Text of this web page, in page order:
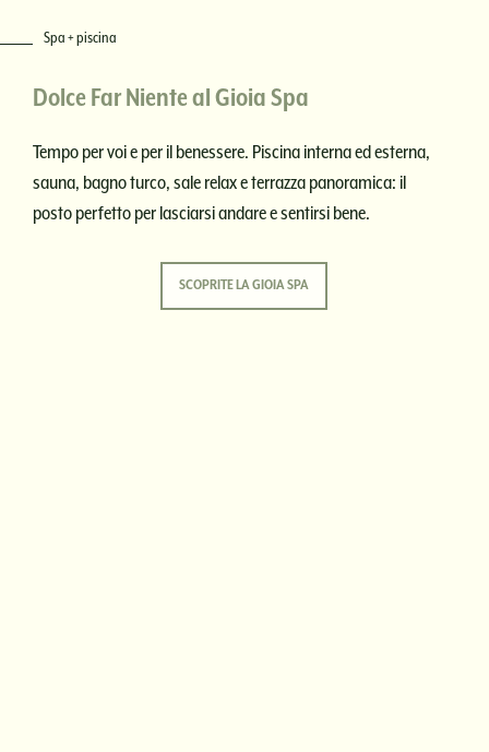
Spa + piscina
Dolce Far Niente al Gioia Spa
Tempo per voi e per il benessere. Piscina interna ed esterna,
sauna, bagno turco, sale relax e terrazza panoramica: il
posto perfetto per lasciarsi andare e sentirsi bene.
SCOPRITE LA GIOIA SPA